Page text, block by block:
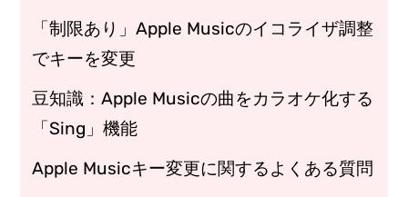
「制限あり」Apple Musicのイコライザ調整
でキーを変更
豆知識：Apple Musicの曲をカラオケ化する
「Sing」機能
Apple Musicキー変更に関するよくある質問